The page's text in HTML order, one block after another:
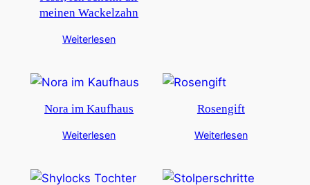
meinen Wackelzahn
Weiterlesen
Nora im Kaufhaus
Weiterlesen
Rosengift
Weiterlesen